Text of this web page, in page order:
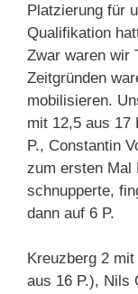
Platzierung für
Qualifikation
Zwar waren wir
Zeitgründen
mobilisieren.
mit 12,5 aus 17
P., Constantin
zum ersten Mal
schnupperte,
dann auf 6 P.
Kreuzberg 2
aus 16 P.), Nils